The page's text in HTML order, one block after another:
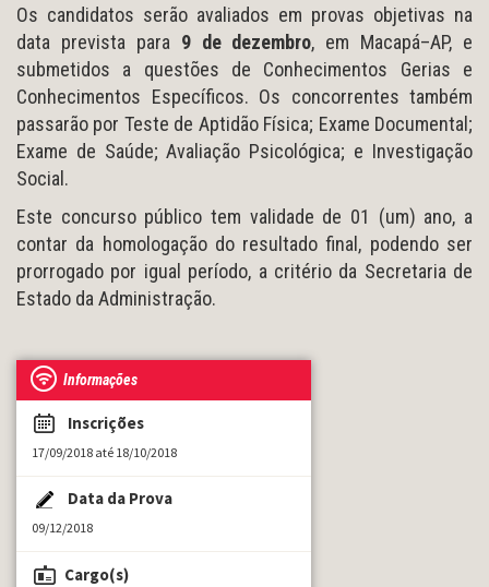
Os candidatos serão avaliados em provas objetivas na
data prevista para 9 de dezembro, em Macapá–AP, e
submetidos a questões de Conhecimentos Gerias e
Conhecimentos Específicos. Os concorrentes também
passarão por Teste de Aptidão Física; Exame Documental;
Exame de Saúde; Avaliação Psicológica; e Investigação
Social.
Este concurso público tem validade de 01 (um) ano, a
contar da homologação do resultado final, podendo ser
prorrogado por igual período, a critério da Secretaria de
Estado da Administração.
Informações
Inscrições
17/09/2018 até 18/10/2018
Data da Prova
09/12/2018
Cargo(s)